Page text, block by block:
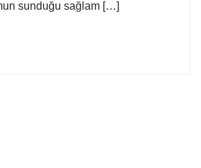
sunduğu sağlam […]